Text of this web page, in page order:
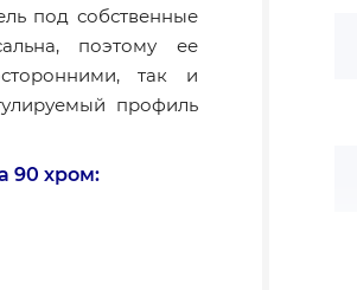
под собственные
поэтому ее
так и
профиль
90 хром: